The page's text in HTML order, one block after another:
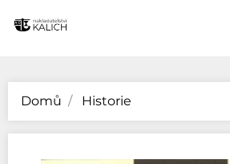
Domů Historie